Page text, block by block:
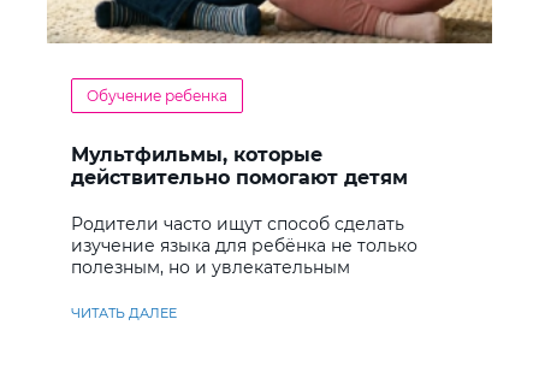
Обучение ребенка
Мультфильмы, которые
действительно помогают детям
Родители часто ищут способ сделать
изучение языка для ребёнка не только
полезным, но и увлекательным
ЧИТАТЬ ДАЛЕЕ